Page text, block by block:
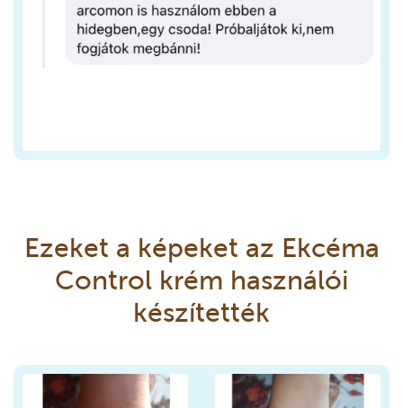
Ezeket a képeket az Ekcéma
Control krém használói
készítették